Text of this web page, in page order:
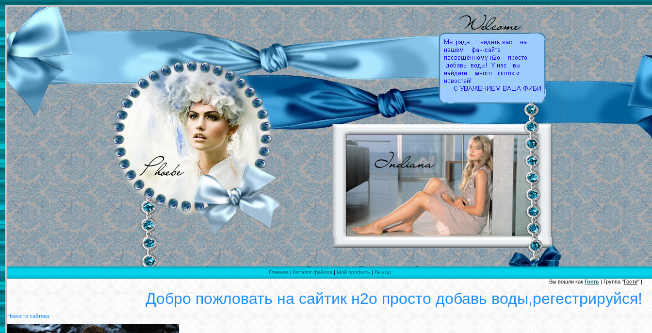
Главная | Каталог файлов | Мой профиль | Выход
Вы вошли как Гость | Группа "Гости" |
Добро пожловать на сайтик н2о просто добавь воды,регестрируйся!
Новости сайтика